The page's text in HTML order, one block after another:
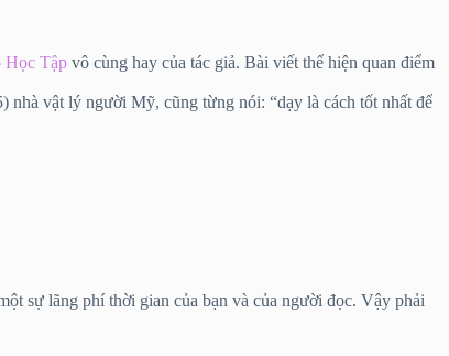
Học Tập vô cùng hay của tác giả. Bài viết thể hiện quan điểm
nhà vật lý người Mỹ, cũng từng nói: “dạy là cách tốt nhất để
sự lãng phí thời gian của bạn và của người đọc. Vậy phải